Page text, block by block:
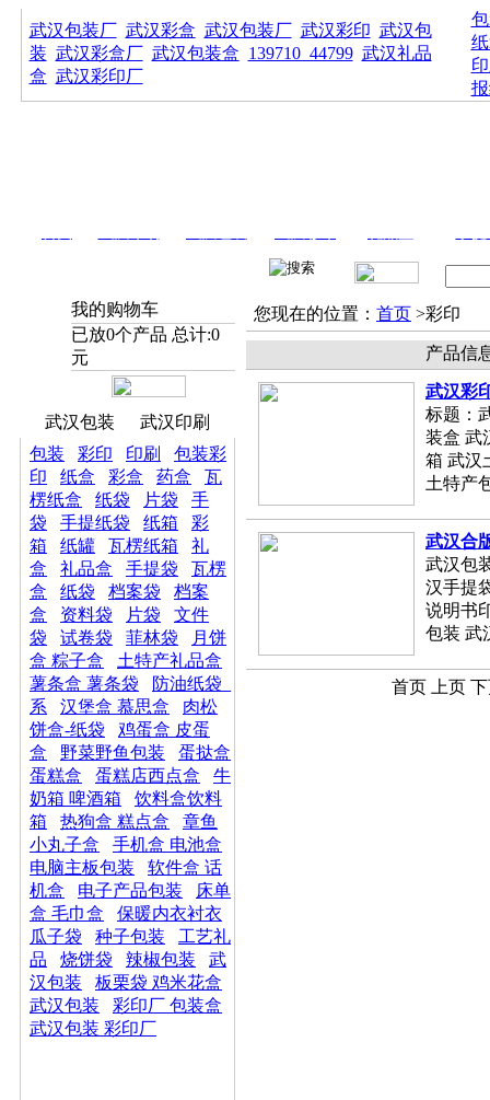
武汉包装厂 武汉彩盒 武汉包装厂 武汉彩印 武汉包
装 武汉彩盒厂 武汉包装盒 139710_44799 武汉礼品
盒 武汉彩印厂
我的购物车
已放0个产品 总计:0
元
武汉包装
武汉印刷
包装
彩印 印刷
包装彩
印
纸盒 彩盒 药盒
瓦
楞纸盒
纸袋 片袋
手
袋
手提纸袋 纸箱
彩
箱
纸罐 瓦楞纸箱
礼
盒
礼品盒 手提袋
瓦楞
盒
纸袋 档案袋
档案
盒
资料袋 片袋
文件
袋
试卷袋 菲林袋
月饼
盒 粽子盒
土特产礼品盒
薯条盒 薯条袋
防油纸袋_
系
汉堡盒 慕思盒
肉松
饼盒-纸袋
鸡蛋盒 皮蛋
盒
野菜野鱼包装
蛋挞盒
蛋糕盒
蛋糕店西点盒
牛
奶箱 啤酒箱
饮料盒饮料
箱
热狗盒 糕点盒
章鱼
小丸子盒
手机盒 电池盒
电脑主板包装
软件盒 话
机盒
电子产品包装
床单
盒 毛巾盒
保暖内衣衬衣
瓜子袋
种子包装
工艺礼
品
烧饼袋 辣椒包装
武
汉包装
板栗袋 鸡米花盒
武汉包装
彩印厂 包装盒
武汉包装 彩印厂
您现在的位置： 首页 >彩印
产品信
武汉彩
标题：
装盒 武
箱 武汉
土特产
武汉合
武汉包
汉手提
说明书
包装 武
首页 上页